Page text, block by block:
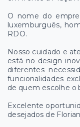
O nome do
luxemburguês,
RDO.
Nosso cuidado e
está no design
diferentes
funcionalidades
de quem escolhe o
Excelente
desejados de